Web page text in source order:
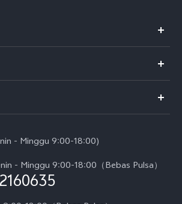
- Minggu 9:00-18:00)
- Minggu 9:00-18:00（Bebas Pulsa）